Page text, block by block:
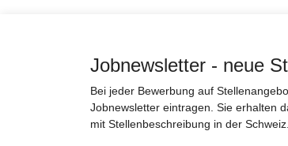
Jobnewsletter - neue
Bei jeder Bewerbung auf
Jobnewsletter eintragen. Sie erhalten
mit Stellenbeschreibung in der Schweiz.